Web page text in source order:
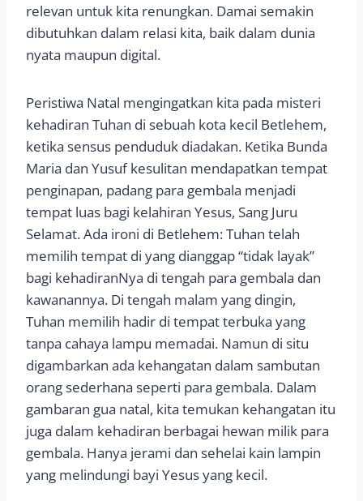
relevan untuk kita renungkan. Damai semakin
dibutuhkan dalam relasi kita, baik dalam dunia
nyata maupun digital.
Peristiwa Natal mengingatkan kita pada misteri
kehadiran Tuhan di sebuah kota kecil Betlehem,
ketika sensus penduduk diadakan. Ketika Bunda
Maria dan Yusuf kesulitan mendapatkan tempat
penginapan, padang para gembala menjadi
tempat luas bagi kelahiran Yesus, Sang Juru
Selamat. Ada ironi di Betlehem: Tuhan telah
memilih tempat di yang dianggap “tidak layak”
bagi kehadiranNya di tengah para gembala dan
kawanannya. Di tengah malam yang dingin,
Tuhan memilih hadir di tempat terbuka yang
tanpa cahaya lampu memadai. Namun di situ
digambarkan ada kehangatan dalam sambutan
orang sederhana seperti para gembala. Dalam
gambaran gua natal, kita temukan kehangatan itu
juga dalam kehadiran berbagai hewan milik para
gembala. Hanya jerami dan sehelai kain lampin
yang melindungi bayi Yesus yang kecil.